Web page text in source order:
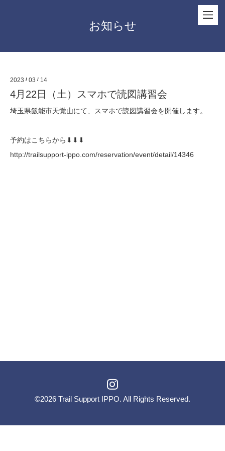
お知らせ
2023 / 03 / 14
4月22日（土）スマホで読図講習会
埼玉県飯能市天覚山にて、スマホで読図講習会を開催します。
予約はこちらから⬇︎⬇︎⬇︎
http://trailsupport-ippo.com/reservation/event/detail/14346
©2026 Trail Support IPPO. All Rights Reserved.